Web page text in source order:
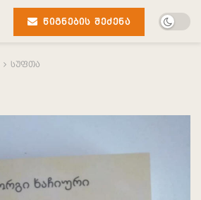
ᲬᲘᲒᲜᲔᲑᲘᲡ ᲨᲔᲫᲔᲜᲐ
სუფთა